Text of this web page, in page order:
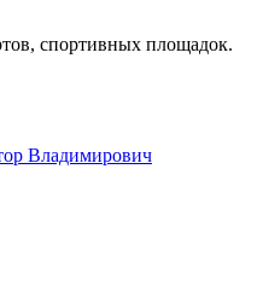
спортивных площадок.
Владимирович